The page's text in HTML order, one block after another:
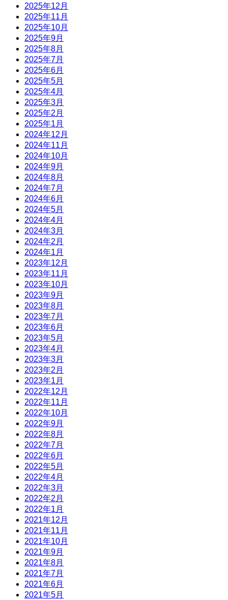
2025年12月
2025年11月
2025年10月
2025年9月
2025年8月
2025年7月
2025年6月
2025年5月
2025年4月
2025年3月
2025年2月
2025年1月
2024年12月
2024年11月
2024年10月
2024年9月
2024年8月
2024年7月
2024年6月
2024年5月
2024年4月
2024年3月
2024年2月
2024年1月
2023年12月
2023年11月
2023年10月
2023年9月
2023年8月
2023年7月
2023年6月
2023年5月
2023年4月
2023年3月
2023年2月
2023年1月
2022年12月
2022年11月
2022年10月
2022年9月
2022年8月
2022年7月
2022年6月
2022年5月
2022年4月
2022年3月
2022年2月
2022年1月
2021年12月
2021年11月
2021年10月
2021年9月
2021年8月
2021年7月
2021年6月
2021年5月